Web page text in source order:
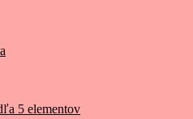
5 elementov